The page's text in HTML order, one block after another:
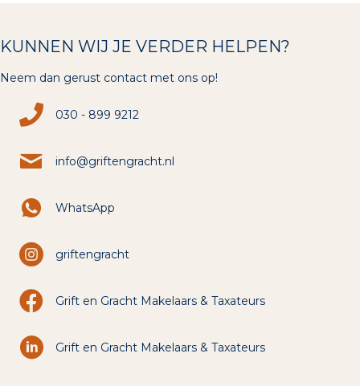
KUNNEN WIJ JE VERDER HELPEN?
Neem dan gerust contact met ons op!
030 - 899 9212
info@griftengracht.nl
WhatsApp
griftengracht
Grift en Gracht Makelaars & Taxateurs
Grift en Gracht Makelaars & Taxateurs